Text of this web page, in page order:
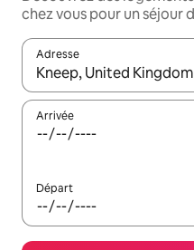
chez vous pour un séjour
Adresse
Lorsque les résultats
Arrivée
Départ